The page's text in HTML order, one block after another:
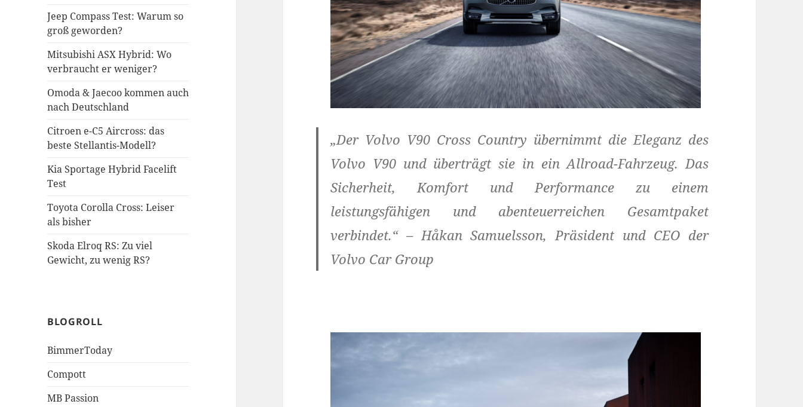
Jeep Compass Test: Warum so
groß geworden?
Mitsubishi ASX Hybrid: Wo
verbraucht er weniger?
Omoda & Jaecoo kommen auch
nach Deutschland
Citroen e-C5 Aircross: das
beste Stellantis-Modell?
Kia Sportage Hybrid Facelift
Test
Toyota Corolla Cross: Leiser
als bisher
Skoda Elroq RS: Zu viel
Gewicht, zu wenig RS?
BLOGROLL
BimmerToday
Compott
MB Passion
„Der Volvo V90 Cross Country übernimmt die Eleganz des
Volvo V90 und überträgt sie in ein Allroad-Fahrzeug. Das
Sicherheit, Komfort und Performance zu einem
leistungsfähigen und abenteuerreichen Gesamtpaket
verbindet.“ – Håkan Samuelsson, Präsident und CEO der
Volvo Car Group